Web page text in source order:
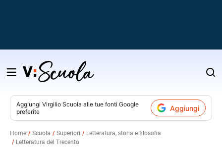
Salta
contenuto
Aggiungi Virgilio Scuola alle tue fonti Google
preferite
Aggiungi
Home Scuola Superiori
Letteratura, storia e filosofia
Letteratura del Trecento